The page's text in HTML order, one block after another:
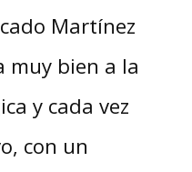
Martínez
muy bien a la
y cada vez
con un